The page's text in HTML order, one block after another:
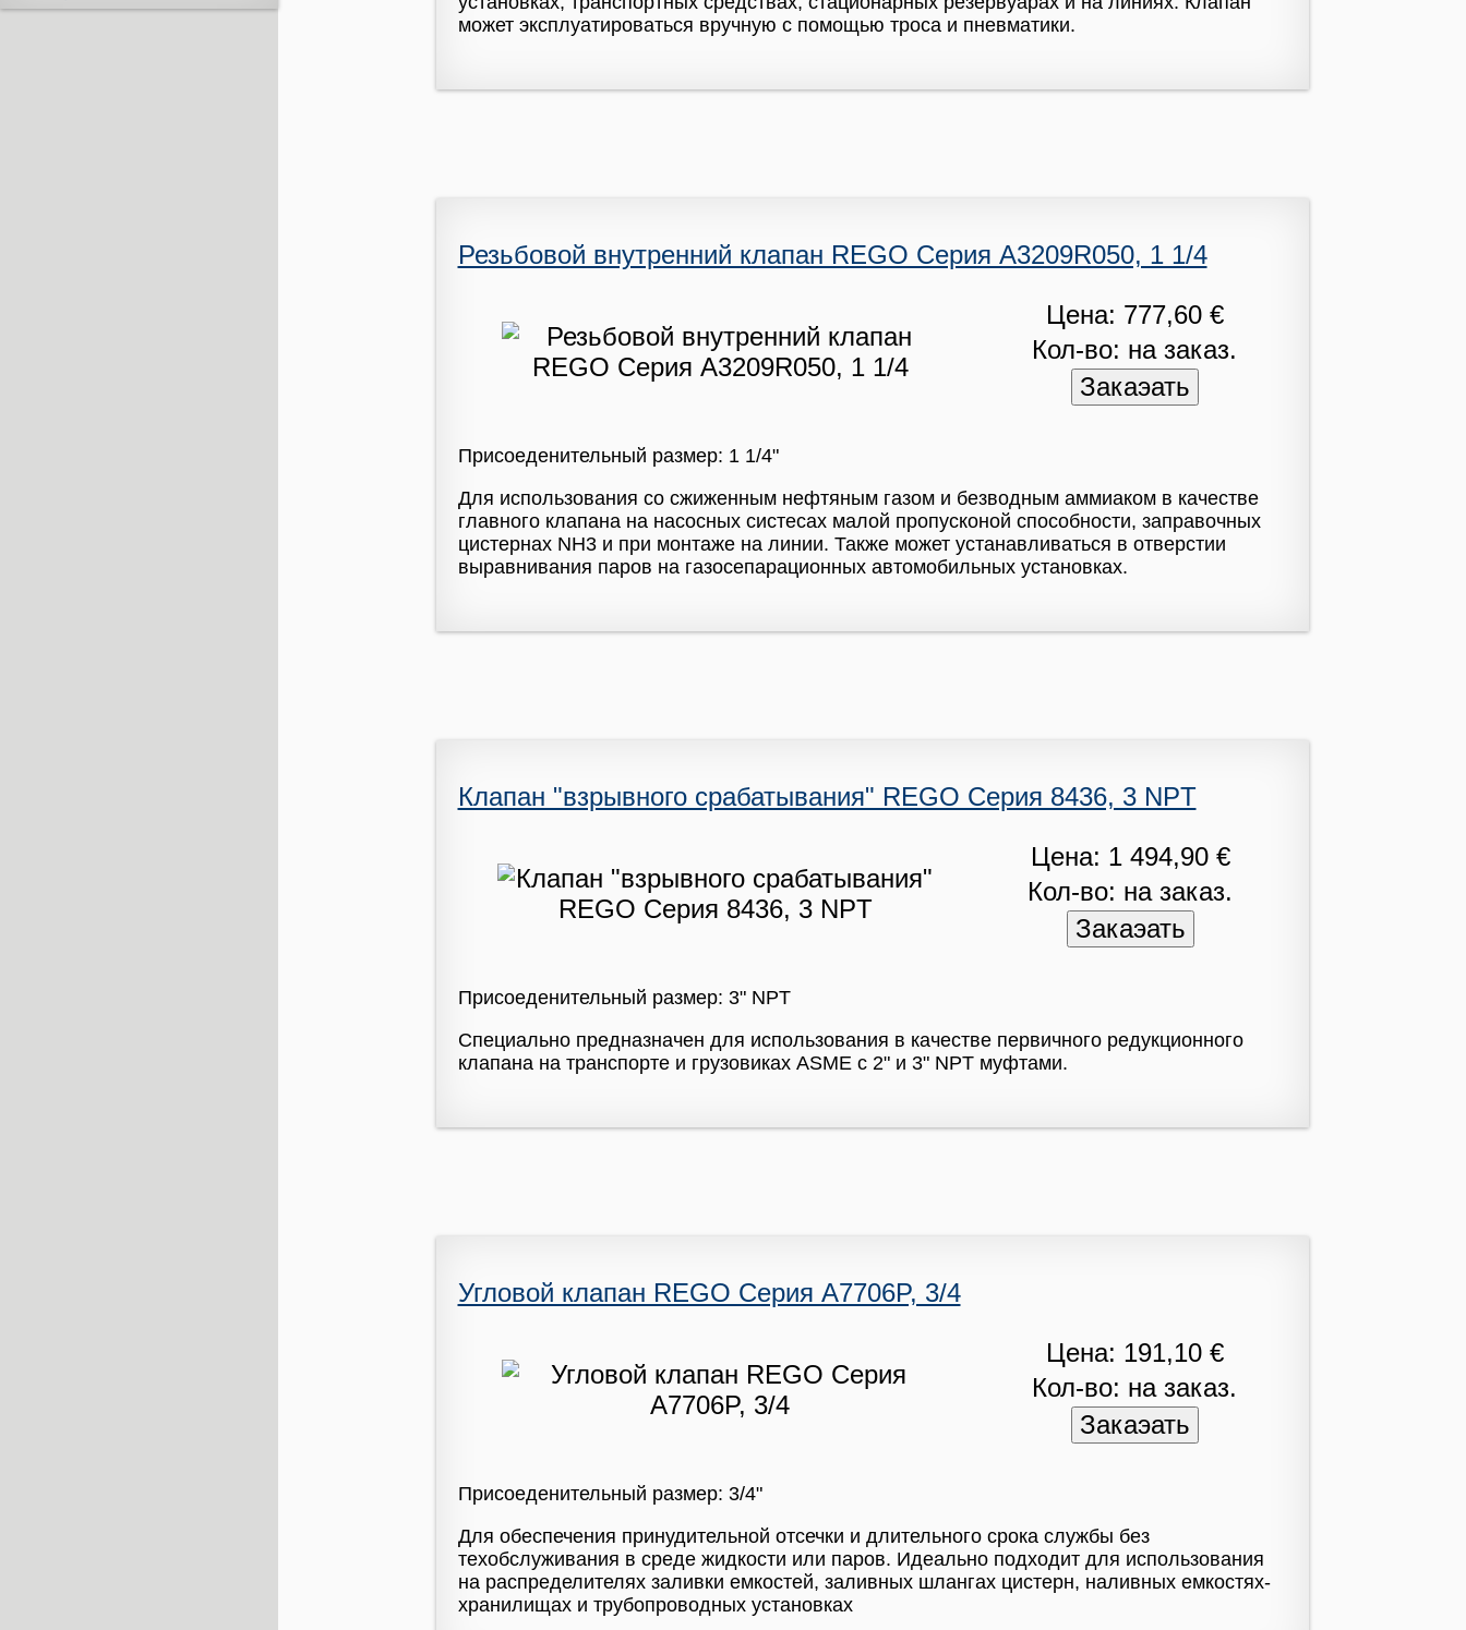
может эксплуатироваться вручную с помощью троса и пневматики.
Резьбовой внутренний клапан REGO Серия A3209R050, 1 1/4
Цена: 777,60 €
Кол-во: на заказ.
Присоеденительный размер: 1 1/4"
Для использования со сжиженным нефтяным газом и безводным аммиаком в качестве
главного клапана на насосных систесах малой пропусконой способности, заправочных
цистернах NH3 и при монтаже на линии. Также может устанавливаться в отверстии
выравнивания паров на газосепарационных автомобильных установках.
Клапан "взрывного срабатывания" REGO Серия 8436, 3 NPT
Цена: 1 494,90 €
Кол-во: на заказ.
Присоеденительный размер: 3" NPT
Специально предназначен для использования в качестве первичного редукционного
клапана на транспорте и грузовиках ASME с 2" и 3" NPT муфтами.
Угловой клапан REGO Серия A7706P, 3/4
Цена: 191,10 €
Кол-во: на заказ.
Присоеденительный размер: 3/4"
Для обеспечения принудительной отсечки и длительного срока службы без
техобслуживания в среде жидкости или паров. Идеально подходит для использования
на распределителях заливки емкостей, заливных шлангах цистерн, наливных емкостях-
хранилищах и трубопроводных установках